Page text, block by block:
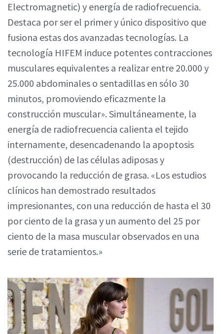
Electromagnetic) y energía de radiofrecuencia.
Destaca por ser el primer y único dispositivo que
fusiona estas dos avanzadas tecnologías. La
tecnología HIFEM induce potentes contracciones
musculares equivalentes a realizar entre 20.000 y
25.000 abdominales o sentadillas en sólo 30
minutos, promoviendo eficazmente la
construcción muscular». Simultáneamente, la
energía de radiofrecuencia calienta el tejido
internamente, desencadenando la apoptosis
(destrucción) de las células adiposas y
provocando la reducción de grasa. «Los estudios
clínicos han demostrado resultados
impresionantes, con una reducción de hasta el 30
por ciento de la grasa y un aumento del 25 por
ciento de la masa muscular observados en una
serie de tratamientos.»